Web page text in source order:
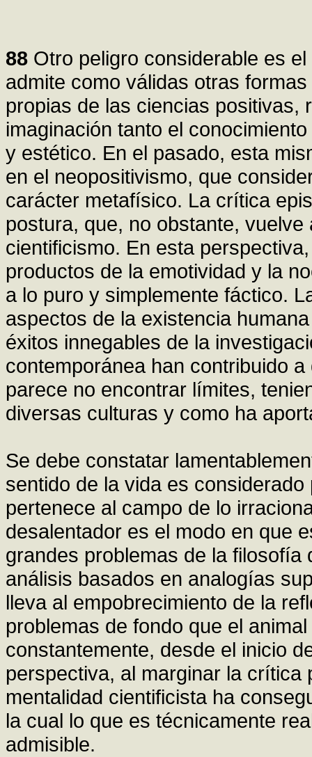
88 Otro peligro considerable es
admite como válidas otras
propias de las ciencias positivas,
imaginación tanto el
y estético. En el pasado, esta
en el neopositivismo, que
carácter metafísico. La crítica
postura, que, no obstante,
cientificismo. En esta
productos de la emotividad y la
a lo puro y simplemente fáctico.
aspectos de la existencia
éxitos innegables de la
contemporánea han contribuido
parece no encontrar límites,
diversas culturas y como ha
Se debe constatar
sentido de la vida es
pertenece al campo de lo
desalentador es el modo en que
grandes problemas de la
análisis basados en analogías
lleva al empobrecimiento de la
problemas de fondo que el
constantemente, desde el inicio
perspectiva, al marginar la
mentalidad cientificista ha
la cual lo que es técnicamente
admisible.